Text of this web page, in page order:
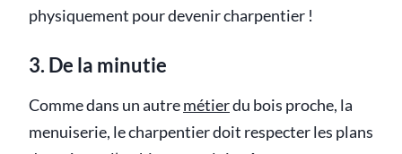
physiquement pour devenir charpentier !
3. De la minutie
Comme dans un autremétierdu bois proche, la
menuiserie, le charpentier doit respecter les plans